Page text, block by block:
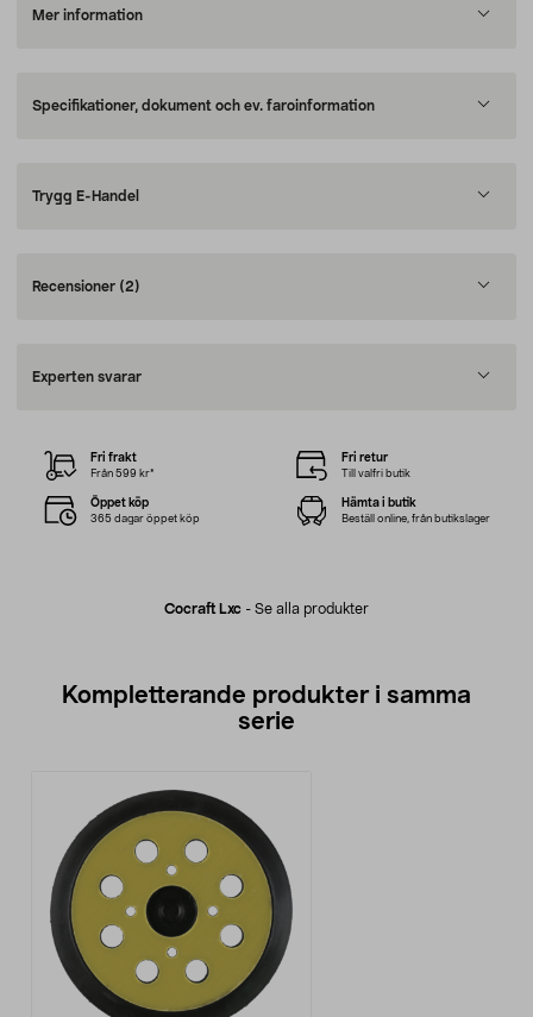
Mer information
Specifikationer, dokument och ev. faroinformation
Trygg E-Handel
Recensioner (2)
Experten svarar
Cocraft Lxc - Se alla produkter
Fri frakt
Från 599 kr*
Fri retur
Till valfri butik
Öppet köp
365 dagar öppet köp
Hämta i butik
Beställ online, från butikslager
Kompletterande produkter i samma
serie